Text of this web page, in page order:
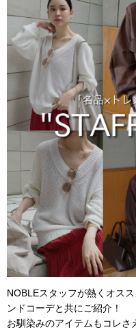
NOBLEスタッフが熱くオス
ンドコーデと共にご紹介！
お馴染みのアイテムもコレさ